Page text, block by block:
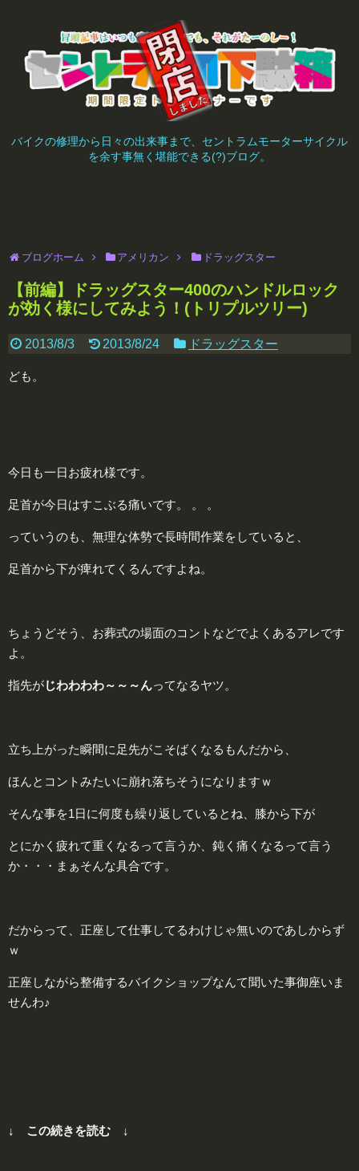
バイクの修理から日々の出来事まで、セントラムモーターサイクル
を余す事無く堪能できる(?)ブログ。
ブログホーム アメリカン ドラッグスター
【前編】ドラッグスター400のハンドルロック
が効く様にしてみよう！(トリプルツリー)
2013/8/3 2013/8/24 ドラッグスター
ども。
今日も一日お疲れ様です。
足首が今日はすこぶる痛いです。 。 。
っていうのも、無理な体勢で長時間作業をしていると、
足首から下が痺れてくるんですよね。
ちょうどそう、お葬式の場面のコントなどでよくあるアレです
よ。
指先がじわわわわ～～～んってなるヤツ。
立ち上がった瞬間に足先がこそばくなるもんだから、
ほんとコントみたいに崩れ落ちそうになりますｗ
そんな事を1日に何度も繰り返しているとね、膝から下が
とにかく疲れて重くなるって言うか、鈍く痛くなるって言う
か・・・まぁそんな具合です。
だからって、正座して仕事してるわけじゃ無いのであしからず
ｗ
正座しながら整備するバイクショップなんて聞いた事御座いま
せんわ♪
↓ この続きを読む ↓